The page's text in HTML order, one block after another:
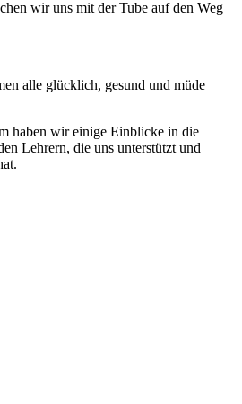
wir uns mit der Tube auf den Weg
alle glücklich, gesund und müde
haben wir einige Einblicke in die
Lehrern, die uns unterstützt und